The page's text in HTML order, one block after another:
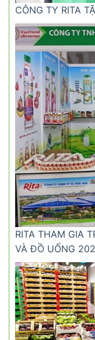
CÔNG TY RITA
RITA THAM GIA
VÀ ĐỒ UỐNG